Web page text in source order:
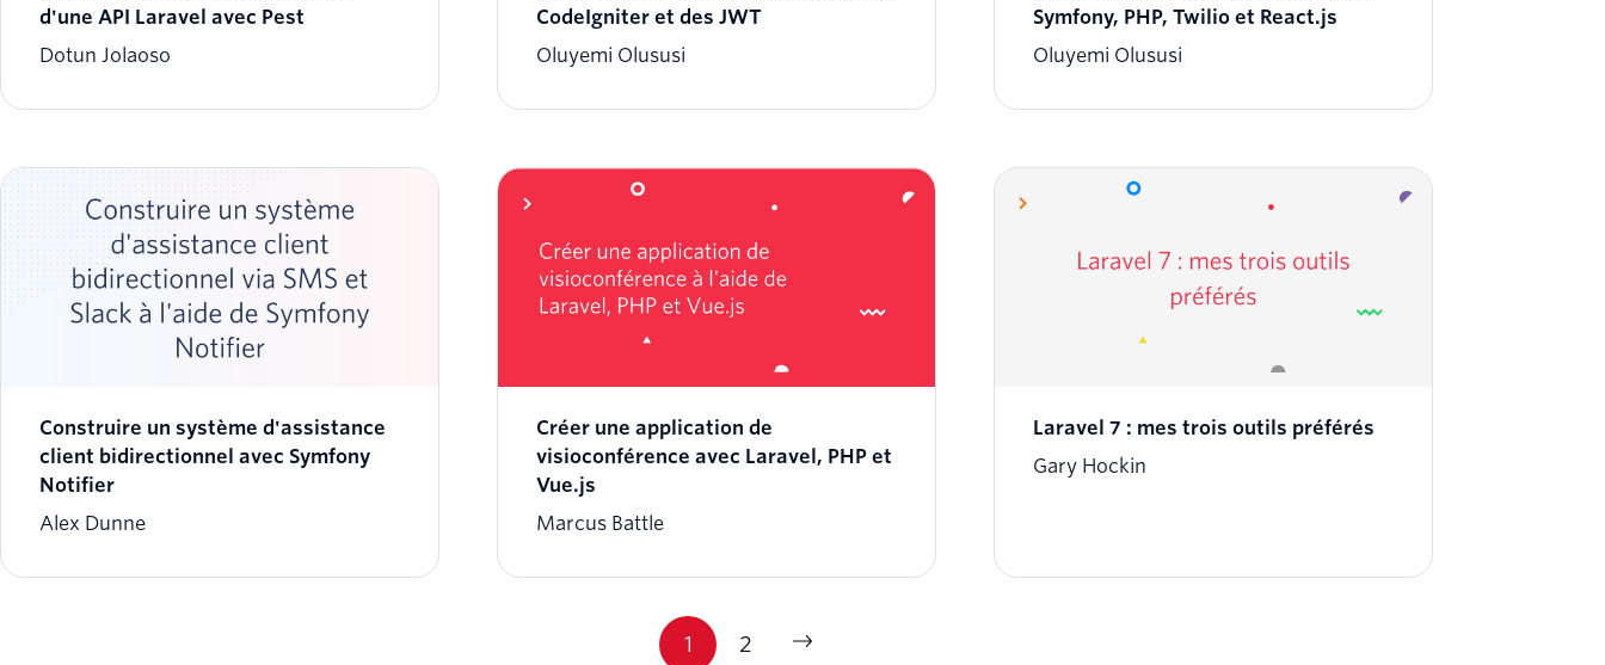
d'une API Laravel avec Pest
Dotun Jolaoso
CodeIgniter et des JWT
Oluyemi Olususi
Symfony, PHP, Twilio et React.js
Oluyemi Olususi
Construire un système d'assistance
client bidirectionnel avec Symfony
Notifier
Alex Dunne
Créer une application de
visioconférence avec Laravel, PHP et
Vue.js
Marcus Battle
Laravel 7 : mes trois outils préférés
Gary Hockin
1 2